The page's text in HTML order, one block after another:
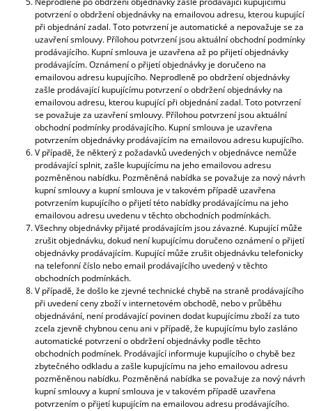
potvrzení o obdržení objednávky na emailovou adresu, kterou kupující
při objednání zadal. Toto potvrzení je automatické a nepovažuje se za
uzavření smlouvy. Přílohou potvrzení jsou aktuální obchodní podmínky
prodávajícího. Kupní smlouva je uzavřena až po přijetí objednávky
prodávajícím. Oznámení o přijetí objednávky je doručeno na
emailovou adresu kupujícího. Neprodleně po obdržení objednávky
zašle prodávající kupujícímu potvrzení o obdržení objednávky na
emailovou adresu, kterou kupující při objednání zadal. Toto potvrzení
se považuje za uzavření smlouvy. Přílohou potvrzení jsou aktuální
obchodní podmínky prodávajícího. Kupní smlouva je uzavřena
potvrzením objednávky prodávajícím na emailovou adresu kupujícího.
V případě, že některý z požadavků uvedených v objednávce nemůže
prodávající splnit, zašle kupujícímu na jeho emailovou adresu
pozměněnou nabídku. Pozměněná nabídka se považuje za nový návrh
kupní smlouvy a kupní smlouva je v takovém případě uzavřena
potvrzením kupujícího o přijetí této nabídky prodávajícímu na jeho
emailovou adresu uvedenu v těchto obchodních podmínkách.
Všechny objednávky přijaté prodávajícím jsou závazné. Kupující může
zrušit objednávku, dokud není kupujícímu doručeno oznámení o přijetí
objednávky prodávajícím. Kupující může zrušit objednávku telefonicky
na telefonní číslo nebo email prodávajícího uvedený v těchto
obchodních podmínkách.
V případě, že došlo ke zjevné technické chybě na straně prodávajícího
při uvedení ceny zboží v internetovém obchodě, nebo v průběhu
objednávání, není prodávající povinen dodat kupujícímu zboží za tuto
zcela zjevně chybnou cenu ani v případě, že kupujícímu bylo zasláno
automatické potvrzení o obdržení objednávky podle těchto
obchodních podmínek. Prodávající informuje kupujícího o chybě bez
zbytečného odkladu a zašle kupujícímu na jeho emailovou adresu
pozměněnou nabídku. Pozměněná nabídka se považuje za nový návrh
kupní smlouvy a kupní smlouva je v takovém případě uzavřena
potvrzením o přijetí kupujícím na emailovou adresu prodávajícího.